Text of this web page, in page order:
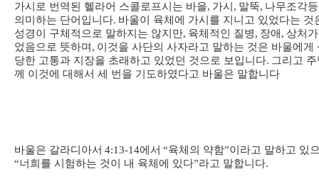
가시로 번역된 헬라어 스콜로프시는 바을, 가시 , 말뚝, 나무조각
의미하는 단어입니다. 바울이 육체에 가시를 지니고 있었다는 것
성경이 구체적으로 말하지는 않지만, 육체적인 질병, 장애 , 상처
었음으로 뜻하며 , 이것을 사단의 사자라고 말하는 것은 바울에게
당한 고통과 지장을 초래하고 있었던 것으로 보입니다. 그리고 주
께 이것에 대해서 세 번을 기도하였다고 바울은 말합니다
바울은 갈라디아서 4:13-14에서 “육체의 약함”이라고 말하고 있
“너희를 시험하는 것이 내 육체에 있다”라고 말합니다.